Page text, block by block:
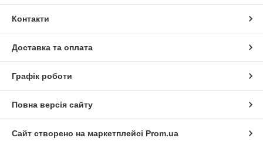
Контакти
Доставка та оплата
Графік роботи
Повна версія сайту
Сайт створено на маркетплейсі Prom.ua